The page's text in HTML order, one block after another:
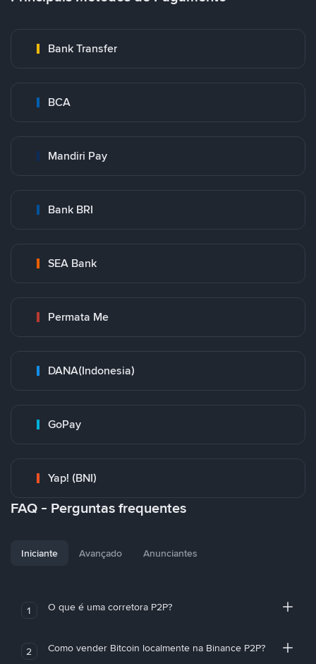
Bank Transfer
BCA
Mandiri Pay
Bank BRI
SEA Bank
Permata Me
DANA(Indonesia)
GoPay
Yap! (BNI)
FAQ - Perguntas frequentes
Iniciante Avançado Anunciantes
1 O que é uma corretora P2P?
2 Como vender Bitcoin localmente na Binance P2P?